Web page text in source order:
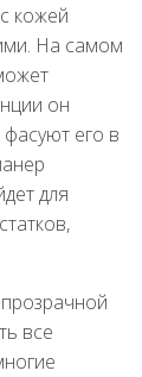
кожей
На самом
он
его в
для
все